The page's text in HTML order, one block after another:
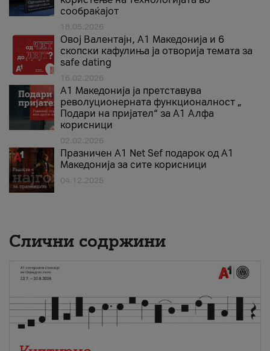
сообраќајот
18.05.2026
Овој Валентајн, A1 Македонија и 6
скопски кафулиња ја отворија темата за
safe dating
16.02.2026
А1 Македонија ја претставува
револуционерната функционалност „
Подари на пријател“ за А1 Алфа
корисници
02.02.2026
Празничен A1 Net Sеf подарок од А1
Македонија за сите корисници
04.12.2025
Слични содржини